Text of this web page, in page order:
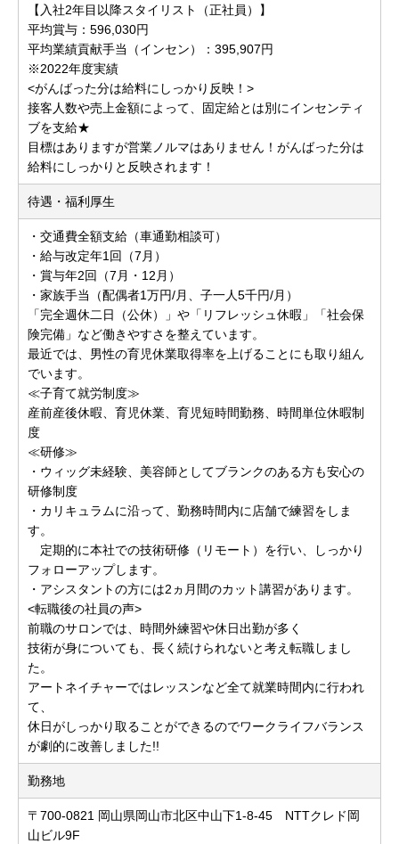
【入社2年目以降スタイリスト（正社員）】
平均賞与：596,030円
平均業績貢献手当（インセン）：395,907円
※2022年度実績
<がんばった分は給料にしっかり反映！>
接客人数や売上金額によって、固定給とは別にインセンティ
ブを支給★
目標はありますが営業ノルマはありません！がんばった分は
給料にしっかりと反映されます！
待遇・福利厚生
・交通費全額支給（車通勤相談可）
・給与改定年1回（7月）
・賞与年2回（7月・12月）
・家族手当（配偶者1万円/月、子一人5千円/月）
「完全週休二日（公休）」や「リフレッシュ休暇」「社会保
険完備」など働きやすさを整えています。
最近では、男性の育児休業取得率を上げることにも取り組ん
でいます。
≪子育て就労制度≫
産前産後休暇、育児休業、育児短時間勤務、時間単位休暇制
度
≪研修≫
・ウィッグ未経験、美容師としてブランクのある方も安心の
研修制度
・カリキュラムに沿って、勤務時間内に店舗で練習をしま
す。
定期的に本社での技術研修（リモート）を行い、しっかり
フォローアップします。
・アシスタントの方には2ヵ月間のカット講習があります。
<転職後の社員の声>
前職のサロンでは、時間外練習や休日出勤が多く
技術が身についても、長く続けられないと考え転職しまし
た。
アートネイチャーではレッスンなど全て就業時間内に行われ
て、
休日がしっかり取ることができるのでワークライフバランス
が劇的に改善しました!!
勤務地
〒700-0821 岡山県岡山市北区中山下1-8-45 NTTクレド岡
山ビル9F